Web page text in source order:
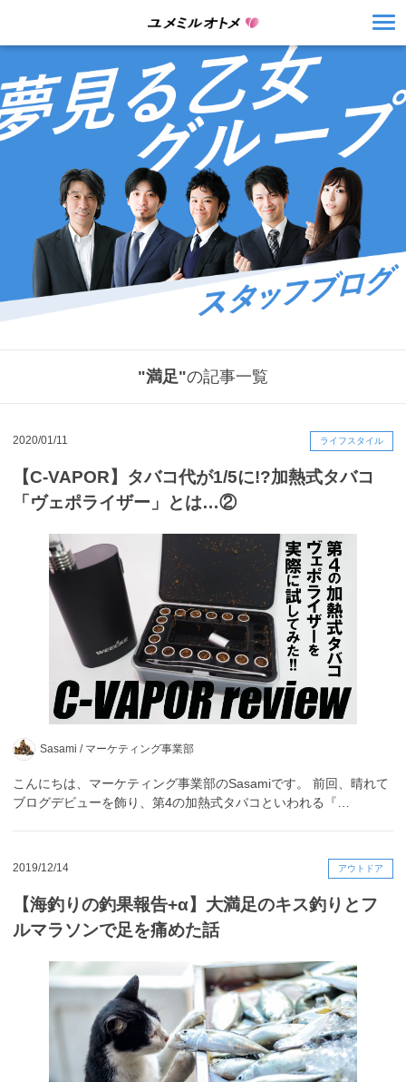
"満足"の記事一覧
2020/01/11 ライフスタイル
【C-VAPOR】タバコ代が1/5に!?加熱式タバコ
「ヴェポライザー」とは…②
Sasami / マーケティング事業部
こんにちは、マーケティング事業部のSasamiです。 前回、晴れて
ブログデビューを飾り、第4の加熱式タバコといわれる『…
2019/12/14 アウトドア
【海釣りの釣果報告+α】大満足のキス釣りとフ
ルマラソンで足を痛めた話